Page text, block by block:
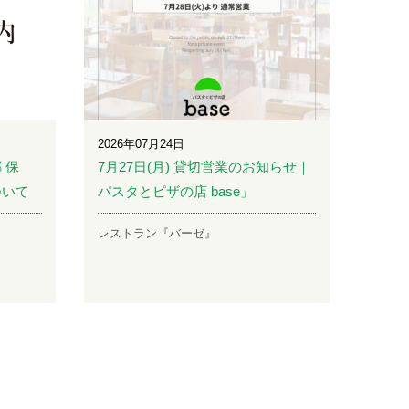
保
て
2026年07月24日
7月27日(月) 貸切営業のお知らせ｜
パスタとピザの店 base」
レストラン『バーゼ』